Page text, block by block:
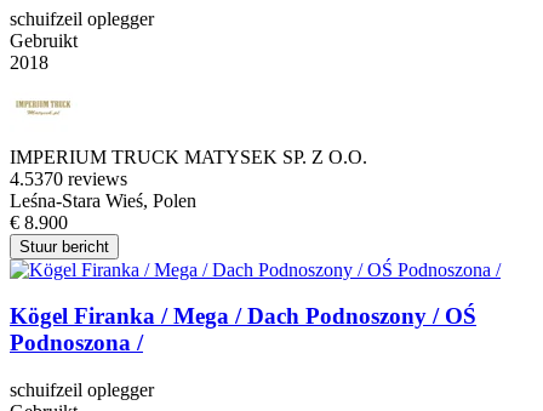
schuifzeil oplegger
Gebruikt
2018
IMPERIUM TRUCK MATYSEK SP. Z O.O.
4.5370 reviews
Leśna-Stara Wieś, Polen
€ 8.900
Stuur bericht
Kögel Firanka / Mega / Dach Podnoszony / OŚ
Podnoszona /
schuifzeil oplegger